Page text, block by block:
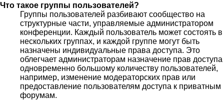
Что такое группы пользователей?
Группы пользователей разбивают сообщество на
структурные части, управляемые администратором
конференции. Каждый пользователь может состоять в
нескольких группах, и каждой группе могут быть
назначены индивидуальные права доступа. Это
облегчает администраторам назначение прав доступа
одновременно большому количеству пользователей,
например, изменение модераторских прав или
предоставление пользователям доступа к приватным
форумам.